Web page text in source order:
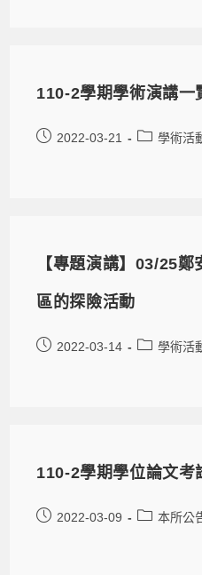
110-2學期學術演講一
2022-03-21 學術活
【專題演講】03/25
區的探險活動
2022-03-14 學術活
110-2學期學位論文考
2022-03-09 本所公